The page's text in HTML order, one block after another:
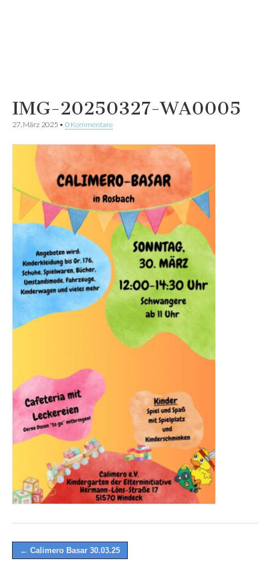
IMG-20250327-WA0005
27. März 2025 • 0 Kommentare
Post
← Calimero Basar 30.03.25